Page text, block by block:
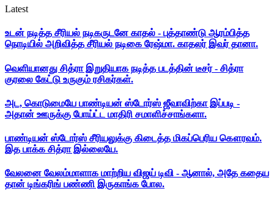
Latest
உடன் நடித்த சீரியல் நடிகருடனே காதல் - புத்தாண்டு ஆரம்பித்த
நொடியில் அறிவித்த சீரியல் நடிகை ரேஷ்மா. காதலர் இவர் தானா.
வெளியானது சித்ரா இறுதியாக நடித்த படத்தின் டீசர் - சித்ரா
குரலை கேட்டு உருகும் ரசிகர்கள்.
அட, கொடுமையே பாண்டியன் ஸ்டோர்ஸ் ஜீவாவிற்கா இப்படி -
அதான் ஊருக்கு போய்ட்ட மாதிரி சமாளிச்சாங்களா.
பாண்டியன் ஸ்டோர்ஸ் சீரியலுக்கு கிடைத்த மிகப்பெரிய கௌரவம்.
இத பாக்க சித்ரா இல்லையே.
வேலனை வேலம்மாளாக மாற்றிய விஜய் டிவி - ஆனால், அதே கதைய
தான் டிங்கரிங் பண்ணி இருகாங்க போல.